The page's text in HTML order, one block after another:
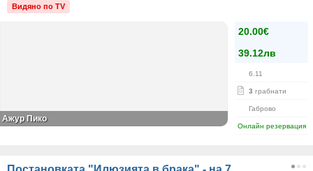
Видяно по TV
20.00€
39.12лв
6.11
3 грабнати
Габрово
Онлайн резервация
Ажур Пико